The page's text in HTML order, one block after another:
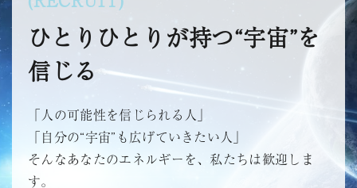
ひとりひとりが持つ“宇宙”を
信じる
「人の可能性を信じられる人」
「自分の“宇宙”も広げていきたい人」
そんなあなたのエネルギーを、私たちは歓迎しま
す。